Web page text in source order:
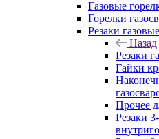
Газовые
Горелки
Резаки газовые
Назад
Резаки
Гайки
Прочее
Резаки